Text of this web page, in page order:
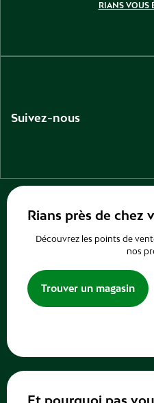
RIANS VOUS
Suivez-nous
Rians près de chez
Découvrez les points de
nos
Trouver un magasin